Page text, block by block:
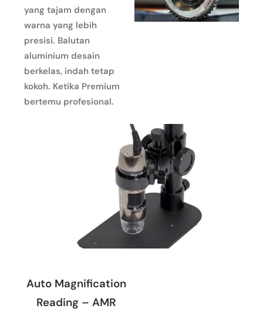
yang tajam dengan
warna yang lebih
presisi. Balutan
aluminium desain
berkelas, indah tetap
kokoh. Ketika Premium
bertemu profesional.
Auto Magnification
Reading – AMR